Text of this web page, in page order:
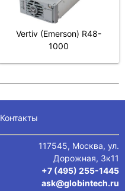
Система a91
Vertiv (Emerson) R48-
1000
Контакты
117545, Москва, ул.
Дорожная, 3к11
+7 (495) 255-1445
ask@globintech.ru